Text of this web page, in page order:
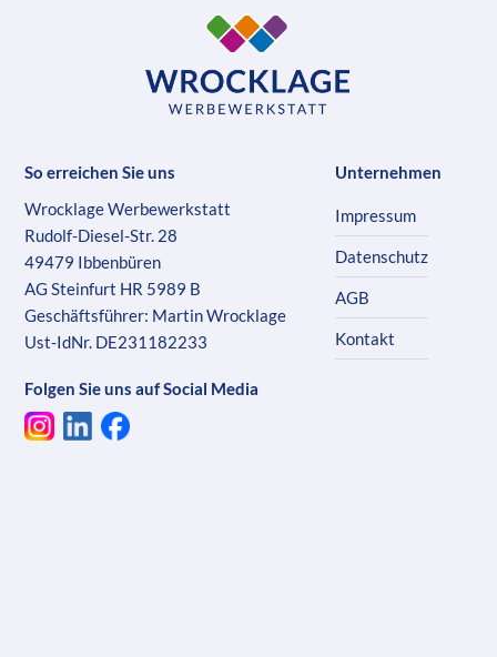
So erreichen Sie uns
Wrocklage Werbewerkstatt
Rudolf-Diesel-Str. 28
49479 Ibbenbüren
AG Steinfurt HR 5989 B
Geschäftsführer: Martin Wrocklage
Ust-IdNr. DE231182233
Folgen Sie uns auf Social Media
Unternehmen
Impressum
Datenschutz
AGB
Kontakt